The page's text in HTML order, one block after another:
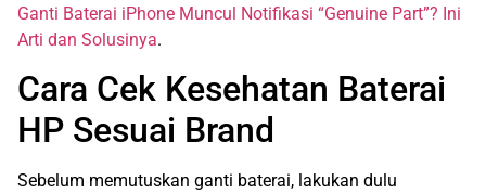
Ganti Baterai iPhone Muncul Notifikasi “Genuine Part”? Ini
Arti dan Solusinya.
Cara Cek Kesehatan Baterai
HP Sesuai Brand
Sebelum memutuskan ganti baterai, lakukan dulu